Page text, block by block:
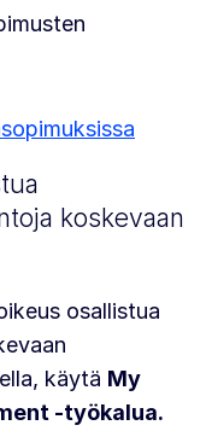
koskevaan
osallistua
käytä My
-työkalua.